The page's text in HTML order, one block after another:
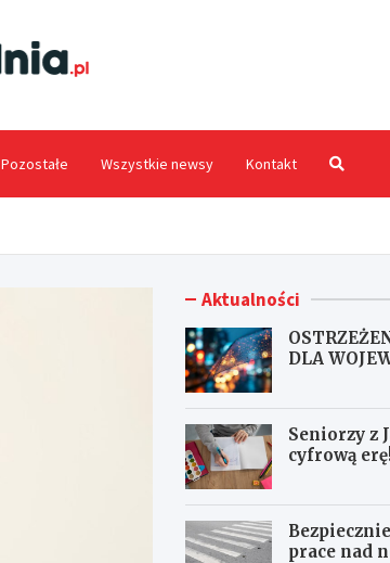
Pozostałe Wszystkie newsy Kontakt
Aktualności
DLA
Seniorzy z
cyfrową
prace nad